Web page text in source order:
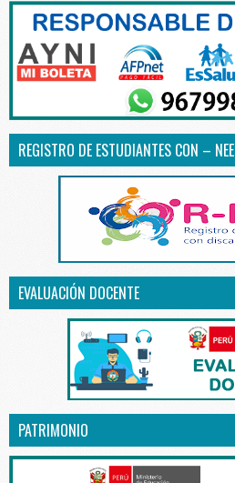
REGISTRO DE ESTUDIANTES CON – NEE
EVALUACIÓN DOCENTE
PATRIMONIO